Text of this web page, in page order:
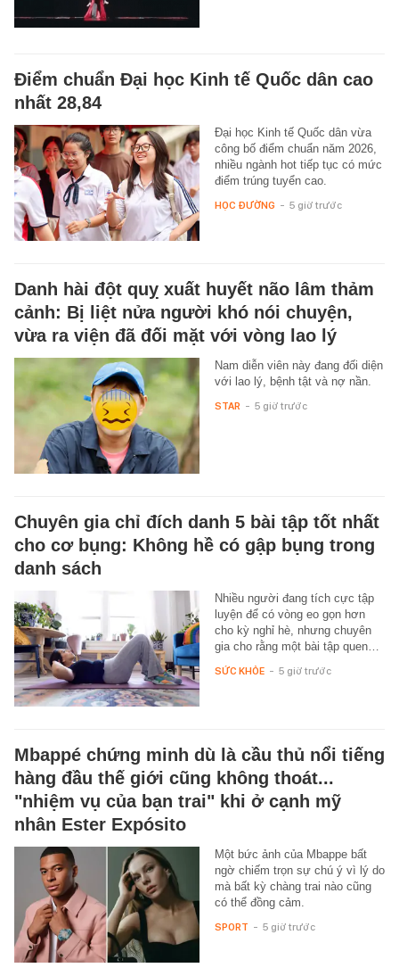
Điểm chuẩn Đại học Kinh tế Quốc dân cao
nhất 28,84
Đại học Kinh tế Quốc dân vừa
công bố điểm chuẩn năm 2026,
nhiều ngành hot tiếp tục có mức
điểm trúng tuyển cao.
HỌC ĐƯỜNG - 5 giờ trước
Danh hài đột quỵ xuất huyết não lâm thảm
cảnh: Bị liệt nửa người khó nói chuyện,
vừa ra viện đã đối mặt với vòng lao lý
Nam diễn viên này đang đối diện
với lao lý, bệnh tật và nợ nần.
STAR - 5 giờ trước
Chuyên gia chỉ đích danh 5 bài tập tốt nhất
cho cơ bụng: Không hề có gập bụng trong
danh sách
Nhiều người đang tích cực tập
luyện để có vòng eo gọn hơn
cho kỳ nghỉ hè, nhưng chuyên
gia cho rằng một bài tập quen…
SỨC KHỎE - 5 giờ trước
Mbappé chứng minh dù là cầu thủ nổi tiếng
hàng đầu thế giới cũng không thoát...
"nhiệm vụ của bạn trai" khi ở cạnh mỹ
nhân Ester Expósito
Một bức ảnh của Mbappe bất
ngờ chiếm trọn sự chú ý vì lý do
mà bất kỳ chàng trai nào cũng
có thể đồng cảm.
SPORT - 5 giờ trước